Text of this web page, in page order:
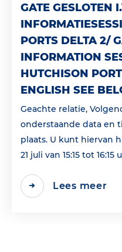
GATE GESLOTEN
PORTS DELTA 2/
INFORMATION
HUTCHISON
ENGLISH SEE
Geachte relatie,
onderstaande data en
plaats. U kunt hiervan
21 juli van 15:15 tot
Lees meer